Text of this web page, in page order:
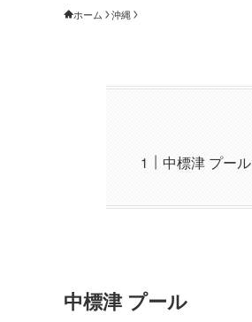
ホーム 沖縄
中標津 プール
中標津 プール